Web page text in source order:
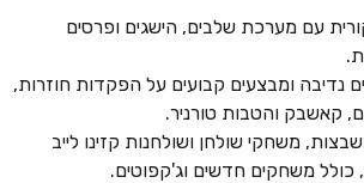
עם מערכת שלבים, הישגים ופרסים
נדיבה ומבצעים קבועים על הפקדות חוזרות,
קאשבק והטבות טורניר.
משחקי שולחן ושולחנות קזינו לייב
כולל משחקים חדשים וג'קפוטים.